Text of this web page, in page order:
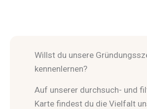
Willst du unsere
kennenlernen?
Auf unserer durchsuch- und
Karte findest du die Vielfalt